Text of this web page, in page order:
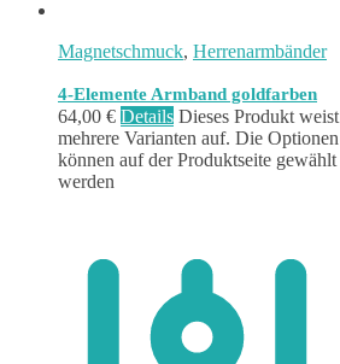
Magnetschmuck, Herrenarmbänder
4-Elemente Armband goldfarben
64,00 € Details Dieses Produkt weist
mehrere Varianten auf. Die Optionen
können auf der Produktseite gewählt
werden